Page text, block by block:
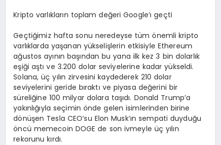
Kripto varlıkların toplam değeri Google’ı geçti
Geçtiğimiz hafta sonu neredeyse tüm önemli kripto
varlıklarda yaşanan yükselişlerin etkisiyle Ethereum
ağustos ayının başından bu yana ilk kez 3 bin dolarlık
eşiği aştı ve 3.200 dolar seviyelerine kadar yükseldi.
Solana, üç yılın zirvesini kaydederek 210 dolar
seviyelerini geride bıraktı ve piyasa değerini bir
süreliğine 100 milyar dolara taşıdı. Donald Trump’a
yakınlığıyla seçimin önde gelen isimlerinden birine
dönüşen Tesla CEO’su Elon Musk’ın sempati duyduğu
öncü memecoin DOGE de son ivmeyle üç yılın
rekorunu kırdı.